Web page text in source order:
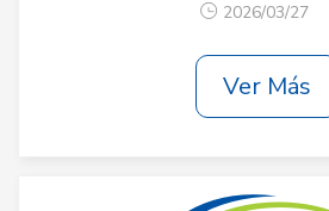
2026/03/27
Ver Más